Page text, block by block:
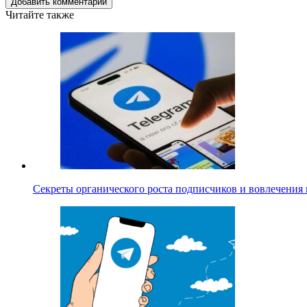
Читайте также
Секреты органического роста подписчиков и